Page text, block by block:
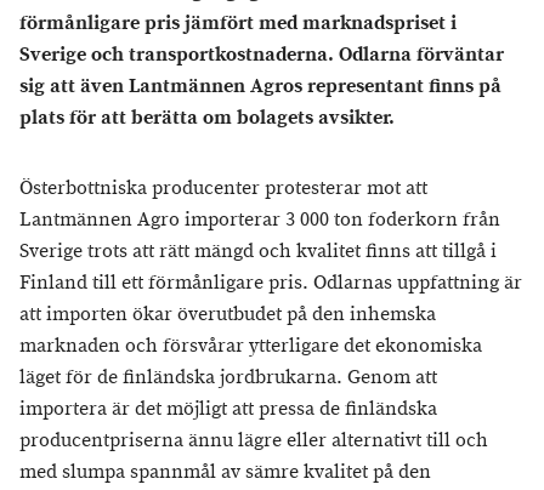
förmånligare pris jämfört med marknadspriset i
Sverige och transportkostnaderna. Odlarna förväntar
sig att även Lantmännen Agros representant finns på
plats för att berätta om bolagets avsikter.
Österbottniska producenter protesterar mot att
Lantmännen Agro importerar 3 000 ton foderkorn från
Sverige trots att rätt mängd och kvalitet finns att tillgå i
Finland till ett förmånligare pris. Odlarnas uppfattning är
att importen ökar överutbudet på den inhemska
marknaden och försvårar ytterligare det ekonomiska
läget för de finländska jordbrukarna. Genom att
importera är det möjligt att pressa de finländska
producentpriserna ännu lägre eller alternativt till och
med slumpa spannmål av sämre kvalitet på den